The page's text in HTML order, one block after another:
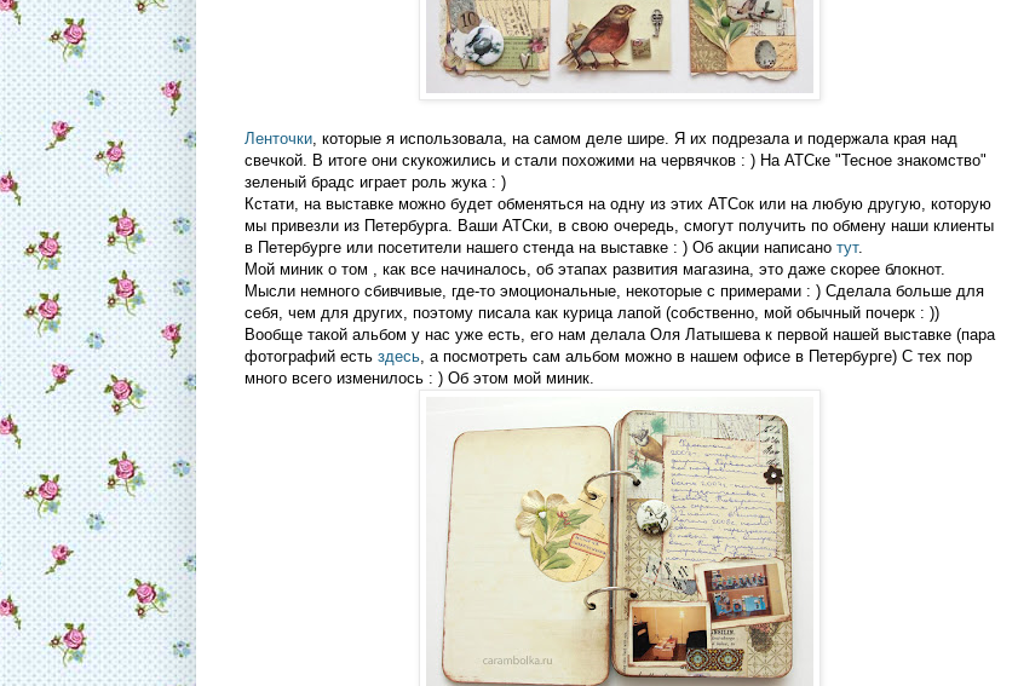
Ленточки, которые я использовала, на самом деле шире. Я их подрезала и подержала края над
свечкой. В итоге они скукожились и стали похожими на червячков : ) На АТСке "Тесное знакомство"
зеленый брадс играет роль жука : )
Кстати, на выставке можно будет обменяться на одну из этих АТСок или на любую другую, которую
мы привезли из Петербурга. Ваши АТСки, в свою очередь, смогут получить по обмену наши клиенты
в Петербурге или посетители нашего стенда на выставке : ) Об акции написано тут.
Мой миник о том , как все начиналось, об этапах развития магазина, это даже скорее блокнот.
Мысли немного сбивчивые, где-то эмоциональные, некоторые с примерами : ) Сделала больше для
себя, чем для других, поэтому писала как курица лапой (собственно, мой обычный почерк : ))
Вообще такой альбом у нас уже есть, его нам делала Оля Латышева к первой нашей выставке (пара
фотографий есть здесь, а посмотреть сам альбом можно в нашем офисе в Петербурге) С тех пор
много всего изменилось : ) Об этом мой миник.